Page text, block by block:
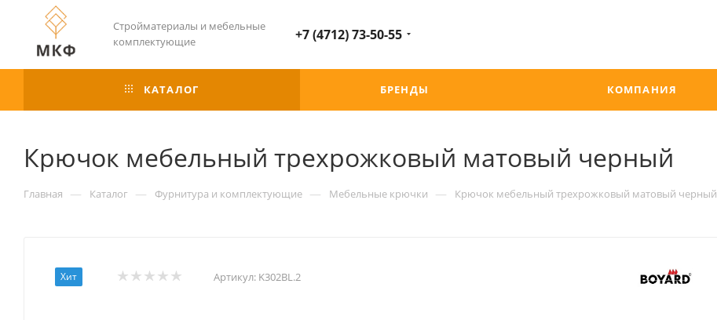
Стройматериалы и мебельные
комплектующие
+7 (4712) 73-50-55
КАТАЛОГ БРЕНДЫ КОМПАНИЯ
Крючок мебельный трехрожковый матовый черный
Главная — Каталог — Фурнитура и комплектующие — Мебельные крючки — Крючок мебельный трехрожковый матовый черный
Хит Артикул: K302BL.2